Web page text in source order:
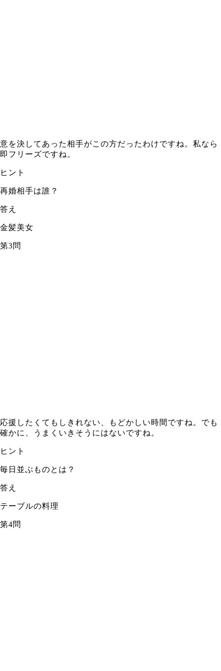
意を決してあった相手がこの方だったわけですね。私なら
即フリーズですね。
ヒント
再婚相手は誰？
答え
金髪美女
第3問
応援したくてもしきれない、もどかしい時間ですね。でも
確かに、うまくいきそうにはないですね。
ヒント
毎日並ぶものとは？
答え
テーブルの料理
第4問